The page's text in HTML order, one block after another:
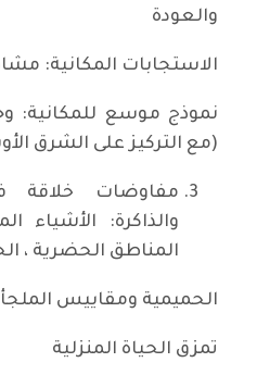
والعودة
الاستجابات المكانية:
نموذج موسع للمكانية:
(مع التركيز على الشرق
مفاوضات خلاقة
والذاكرة: الأشياء
المناطق الحضرية ،
الحميمية ومقاييس الملجأ
تمزق الحياة المنزلية